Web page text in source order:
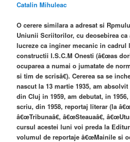
Catalin Mihuleac
O cerere similara a adresat si
Uniunii Scriitorilor, cu deosebirea ca
lucreze ca inginer mecanic in cadrul
constructii I.S.C.M Onesti (â€œas
ocuparea a numai o jumatate de
si tim de scrisâ€). Cererea sa se
nascut la 13 martie 1935, am
din Cluj in 1959, am debutat, in
scriu, din 1958, reportaj literar (la
â€œTribunaâ€, â€œSteauaâ€,
cursul acestei luni voi preda la
volumul de reportaje â€œMainile si